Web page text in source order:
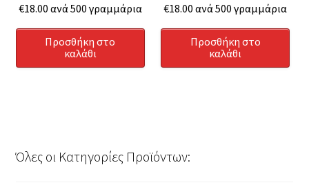
€18.00 ανά 500 γραμμάρια
Προσθήκη στο
καλάθι
€18.00 ανά 500 γραμμάρια
Προσθήκη στο
καλάθι
Όλες οι Κατηγορίες Προϊόντων: